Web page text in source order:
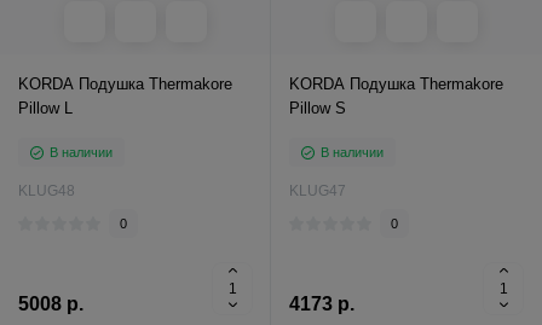
KORDA Подушка Thermakore
Pillow L
В наличии
KLUG48
0
5008 р.
KORDA Подушка Thermakore
Pillow S
В наличии
KLUG47
0
4173 р.